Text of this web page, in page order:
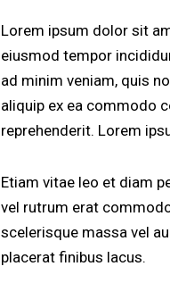
Lorem ipsum dolor sit
eiusmod tempor
ad minim veniam, quis
aliquip ex ea commodo
reprehenderit. Lorem
Etiam vitae leo et diam
vel rutrum erat
scelerisque massa vel
placerat finibus lacus.